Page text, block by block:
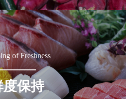
of Freshness
度保持